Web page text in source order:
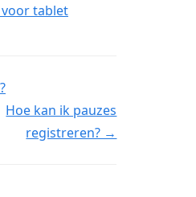
tablet
Hoe kan ik pauzes
registreren? →